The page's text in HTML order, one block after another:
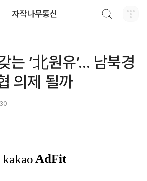
자작나무통신
는 ‘北원유’... 남북경
의제 될까